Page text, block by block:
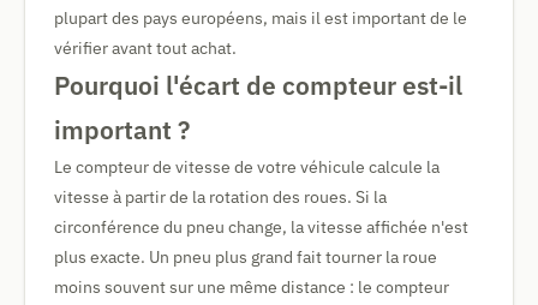
plupart des pays européens, mais il est important de le
vérifier avant tout achat.
Pourquoi l'écart de compteur est-il
important ?
Le compteur de vitesse de votre véhicule calcule la
vitesse à partir de la rotation des roues. Si la
circonférence du pneu change, la vitesse affichée n'est
plus exacte. Un pneu plus grand fait tourner la roue
moins souvent sur une même distance : le compteur